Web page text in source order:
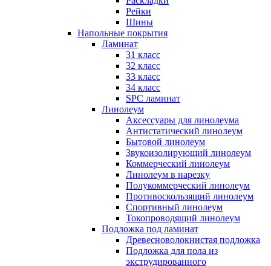
Рейки
Шины
Напольные покрытия
Ламинат
31 класс
32 класс
33 класс
34 класс
SPC ламинат
Линолеум
Аксессуары для линолеума
Антистатический линолеум
Бытовой линолеум
Звукоизолирующий линолеум
Коммерческий линолеум
Линолеум в нарезку
Полукоммерческий линолеум
Противоскользящий линолеум
Спортивный линолеум
Токопроводящий линолеум
Подложка под ламинат
Древесноволокнистая подложка
Подложка для пола из
экструдированного